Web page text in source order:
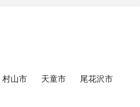
村山市 天童市
尾花沢市